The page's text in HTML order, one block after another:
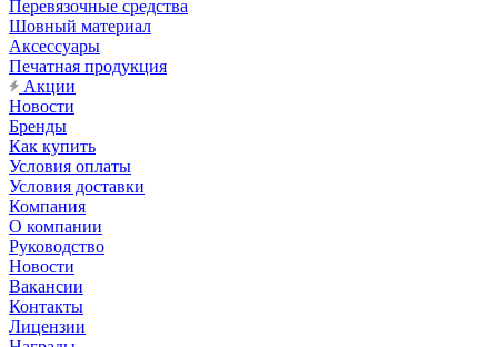
Перевязочные средства
Шовный материал
Аксессуары
Печатная продукция
Акции
Новости
Бренды
Как купить
Условия оплаты
Условия доставки
Компания
О компании
Руководство
Новости
Вакансии
Контакты
Лицензии